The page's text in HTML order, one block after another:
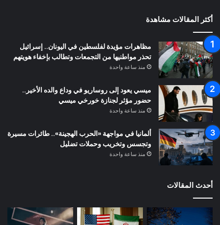
أكثر المقالات مشاهدة
مظاهرات مؤيدة لفلسطين في اليونان.. إسرائيل
تحذر مواطنيها من التجمعات وتطالب بإخفاء هويتهم
منذ ساعة واحدة
ميسي يعود إلى روساريو في وداع والده الأخير..
حضور مؤثر لجنازة خورخي ميسي
منذ ساعة واحدة
ألمانيا في مواجهة «الحرب الهجينة».. طائرات مسيرة
وتجسس وتخريب وحملات تضليل
منذ ساعة واحدة
أحدث المقالات